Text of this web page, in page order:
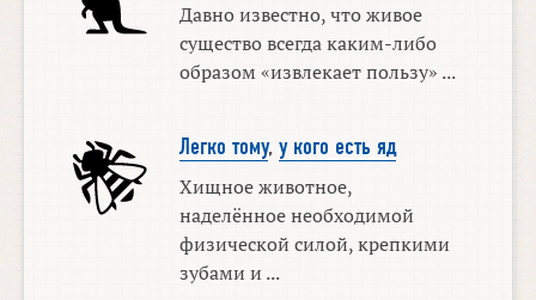
Давно известно, что живое
существо всегда каким-либо
образом «извлекает пользу» ...
Легко тому, у кого есть яд
Хищное животное,
наделённое необходимой
физической силой, крепкими
зубами и ...